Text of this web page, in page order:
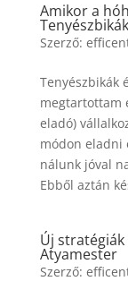
Amikor a
Szerző:
Tenyészbikák
megtartottam
eladó)
módon eladni
nálunk jóval
Ebből aztán
Új stratégiák
Atyamester
Szerző: